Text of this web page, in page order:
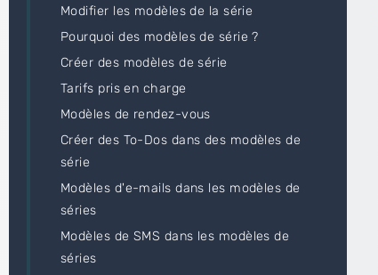
Modifier les modèles de la série
Pourquoi des modèles de série ?
Créer des modèles de série
Tarifs pris en charge
Modèles de rendez-vous
Créer des To-Dos dans des modèles de
série
Modèles d'e-mails dans les modèles de
séries
Modèles de SMS dans les modèles de
séries